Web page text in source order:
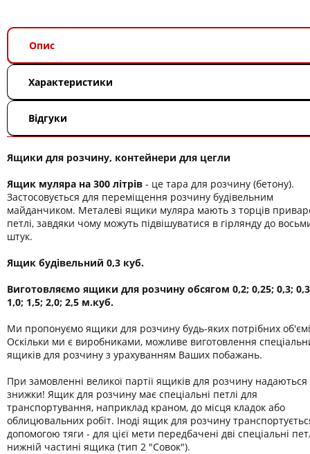
Опис
Характеристики
Відгуки
Ящики для розчину, контейнери для цегли
Ящик муляра на 300 літрів - це тара для розчину (бетону).
Застосовується для переміщення розчину будівельним
майданчиком. Металеві ящики муляра мають з торців
петлі, завдяки чому можуть підвішуватися в гірлянду до
штук.
Ящик будівельний 0,3 куб.
Виготовляємо ящики для розчину обсягом 0,2; 0,25; 0,3;
1,0; 1,5; 2,0; 2,5 м.куб.
Ми пропонуємо ящики для розчину будь-яких потрібних
Оскільки ми є виробниками, можливе виготовлення
ящиків для розчину з урахуванням Ваших побажань.
При замовленні великої партії ящиків для розчину надаються
знижки! Ящик для розчину має спеціальні петлі для
транспортування, наприклад краном, до місця кладок або
облицювальних робіт. Іноді ящик для розчину
допомогою тяги - для цієї мети передбачені дві спеціальні
нижній частині ящика (тип 2 "Совок").